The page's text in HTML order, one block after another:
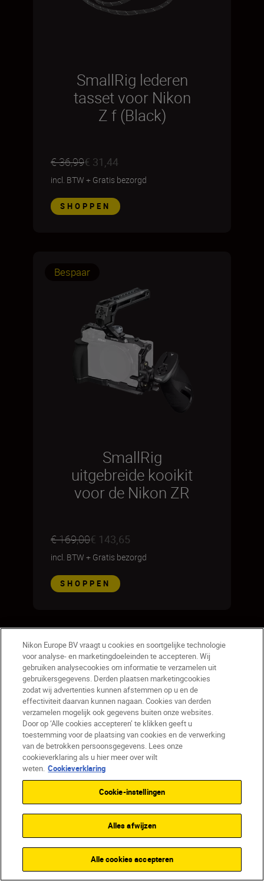
SmallRig lederen
tasset voor Nikon
Z f (Black)
€ 36,99€ 31,44
incl. BTW + Gratis bezorgd
SHOPPEN
Bespaar
SmallRig
uitgebreide kooikit
voor de Nikon ZR
€ 169,00€ 143,65
incl. BTW + Gratis bezorgd
SHOPPEN
Bespaar
SmallRig "Night
Eagle"-kooi voor
Nikon Z5II / Z7 /
Nikon Europe BV vraagt u cookies en soortgelijke technologie
voor analyse- en marketingdoeleinden te accepteren. Wij
gebruiken analysecookies om informatie te verzamelen uit
gebruikersgegevens. Derden plaatsen marketingcookies
zodat wij advertenties kunnen afstemmen op u en de
effectiviteit daarvan kunnen nagaan. Cookies van derden
verzamelen mogelijk ook gegevens buiten onze websites.
Door op ‘Alle cookies accepteren’ te klikken geeft u
toestemming voor de plaatsing van cookies en de verwerking
van de betrokken persoonsgegevens. Lees onze
cookieverklaring als u hier meer over wilt
weten. Cookieverklaring
Cookie-instellingen
Alles afwijzen
Alle cookies accepteren